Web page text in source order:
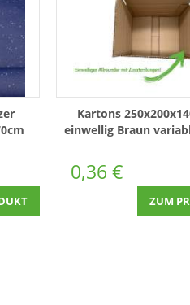
Kartons
einwellig Braun
0,36 €
ZUM